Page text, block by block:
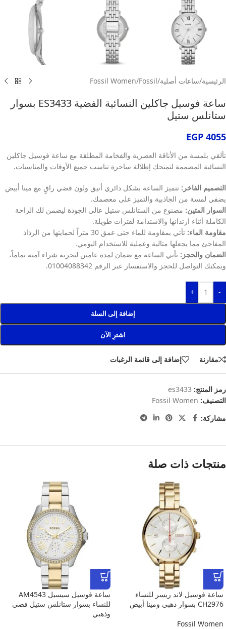
الرئيسية/ساعات أصلية/
Fossil
/
Fossil Women
ساعة فوسيل جاكلين النسائية الفضية ES3433 بسوار
ستانلس ستيل
EGP 4055
تألقي بلمسة من الأناقة العصرية والفخامة المطلقة مع ساعة فوسيل جاكلين
النسائية المصممة لتمنحك إطلالة ساحرة تناسب جميع الأوقات والمناسبات.
التصميم الفاخر: تتميز الساعة بشكل دائري أنيق ولون فضي راقٍ مع مينا أبيض
يضفي لمسة من الجاذبية والتميز على معصمك.
السوار المتين: مصنوع من الستانلس ستيل عالي الجودة ليضمن لك الراحة
الكاملة أثناء ارتدائها والاستدامة لفترات طويلة.
مقاومة الماء:
تأتي بمقاومة للماء حتى عمق 30 متراً لحمايتها من الرذاذ
المفاجئ مما يجعلها مثالية وعملية للاستخدام اليومي.
الضمان والحجز: تأتي الساعة مع ضمان لمدة عامين لتجربة شراء آمنة تماماً،
ويمكنك التواصل للحجز والاستفسار عبر الرقم 01004088342.
-
+
إضافة إلى السلة
اشترِ الآن
مقارنة إضافة إلى قائمة الرغبات
رمز المنتج: es3433
التصنيف: Fossil Women
مشاركة:
منتجات ذات صلة
ساعة فوسيل لاند ريسر للنساء
CH2976 بسوار ذهبي ومينا أبيض
Fossil Women
ساعة فوسيل سيسيل AM4543
للنساء بسوار ستانلس ستيل فضي
وذهبي